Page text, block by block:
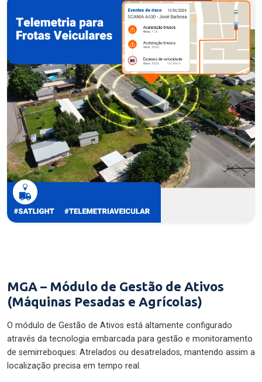
MGA – Módulo de Gestão de Ativos
(Máquinas Pesadas e Agrícolas)
O módulo de Gestão de Ativos está altamente configurado
através da tecnologia embarcada para gestão e monitoramento
de semirreboques: Atrelados ou desatrelados, mantendo assim a
localização precisa em tempo real.